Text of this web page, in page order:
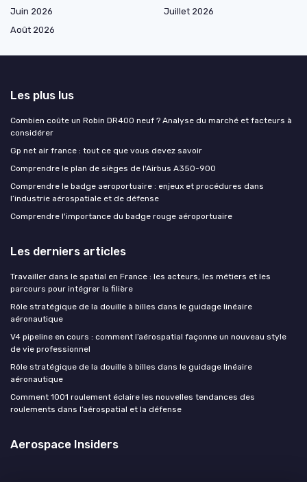
Juin 2026
Juillet 2026
Août 2026
Les plus lus
Combien coûte un Robin DR400 neuf ? Analyse du marché et facteurs à
considérer
Gp net air france : tout ce que vous devez savoir
Comprendre le plan de sièges de l'Airbus A350-900
Comprendre le badge aeroportuaire : enjeux et procédures dans
l’industrie aérospatiale et de défense
Comprendre l'importance du badge rouge aéroportuaire
Les derniers articles
Travailler dans le spatial en France : les acteurs, les métiers et les
parcours pour intégrer la filière
Rôle stratégique de la douille à billes dans le guidage linéaire
aéronautique
V4 pipeline en cours : comment l’aérospatial façonne un nouveau style
de vie professionnel
Rôle stratégique de la douille à billes dans le guidage linéaire
aéronautique
Comment 1001 roulement éclaire les nouvelles tendances des
roulements dans l’aérospatial et la défense
Aerospace Insiders